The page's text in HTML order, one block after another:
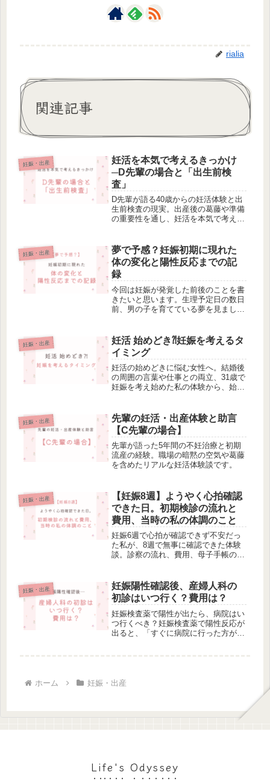
rialia
関連記事
妊娠・出産
妊活を本気で考えるきっかけ
─D先輩の場合と「出生前検
査」
D先輩が語る40歳からの妊活体験と出
生前検査の現実。出産後の葛藤や準備
の重要性を通し、妊活を本気で考える
妊娠・出産
夢で予感？妊娠初期に現れた
体の変化と陽性反応までの記
録
今回は妊娠が発覚した前後のことを書
きたいと思います。生理予定日の数日
前、男の子を育てている夢を見まし
て、私は留守番係。そこへ、家主の友
達とその娘さん、そして3歳くらいの
男の子...
妊娠・出産
妊活 始めどき⁈妊娠を考えるタ
イミング
妊活の始めどきに悩む女性へ。結婚後
の周囲の言葉や仕事との両立、31歳で
妊娠を考え始めた私の体験から、始め
妊娠・出産
先輩の妊活・出産体験と助言
【C先輩の場合】
先輩が語った5年間の不妊治療と初期
流産の経験。職場の暗黙の空気や葛藤
を含めたリアルな妊活体験談です。
妊娠・出産
【妊娠8週】ようやく心拍確認
できた日。初期検診の流れと
費用、当時の私の体調のこと
妊娠6週で心拍が確認できず不安だっ
た私が、8週で無事に確認できた体験
談。診察の流れ、費用、母子手帳のタ
妊娠・出産
妊娠陽性確認後、産婦人科の
初診はいつ行く？費用は？
妊娠検査薬で陽性が出たら、病院はい
つ行くべき？妊娠検査薬で陽性反応が
出ると、「すぐに病院に行った方がい
る？...
ホーム 妊娠・出産
Life's Odyssey